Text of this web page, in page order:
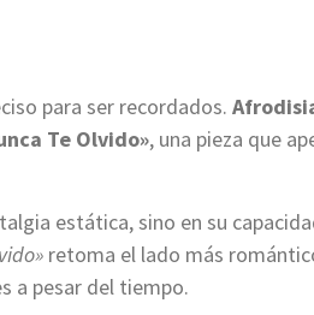
para ser recordados.
Te Olvido», una pieza que
estática, sino en su
retoma el lado más
a pesar del tiempo.